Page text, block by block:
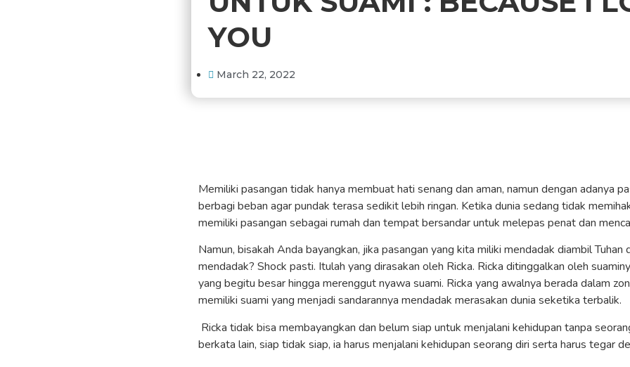
YOU
March 22, 2022
Memiliki pasangan tidak hanya membuat hati senang dan aman, namun dengan adanya
berbagi beban agar pundak terasa sedikit lebih ringan. Ketika dunia sedang tidak
memiliki pasangan sebagai rumah dan tempat bersandar untuk melepas penat dan
Namun, bisakah Anda bayangkan, jika pasangan yang kita miliki mendadak diambil Tuhan
mendadak? Shock pasti. Itulah yang dirasakan oleh Ricka. Ricka ditinggalkan oleh
yang begitu besar hingga merenggut nyawa suami. Ricka yang awalnya berada dalam
memiliki suami yang menjadi sandarannya mendadak merasakan dunia seketika terbalik.
Ricka tidak bisa membayangkan dan belum siap untuk menjalani kehidupan tanpa
berkata lain, siap tidak siap, ia harus menjalani kehidupan seorang diri serta harus tegar